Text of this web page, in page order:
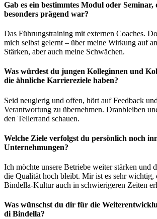
Gab es ein bestimmtes Modul oder Seminar,
besonders prägend war?
Das Führungstraining mit externen Coaches.
mich selbst gelernt – über meine Wirkung auf
Stärken, aber auch meine Schwächen.
Was würdest du jungen Kolleginnen und
die ähnliche Karriereziele haben?
Seid neugierig und offen, hört auf Feedback
Verantwortung zu übernehmen. Dranbleiben
den Tellerrand schauen.
Welche Ziele verfolgst du persönlich noch
Unternehmungen?
Ich möchte unsere Betriebe weiter stärken und
die Qualität hoch bleibt. Mir ist es sehr wichtig,
Bindella-Kultur auch in schwierigeren Zeiten
Was wünschst du dir für die
di Bindella?